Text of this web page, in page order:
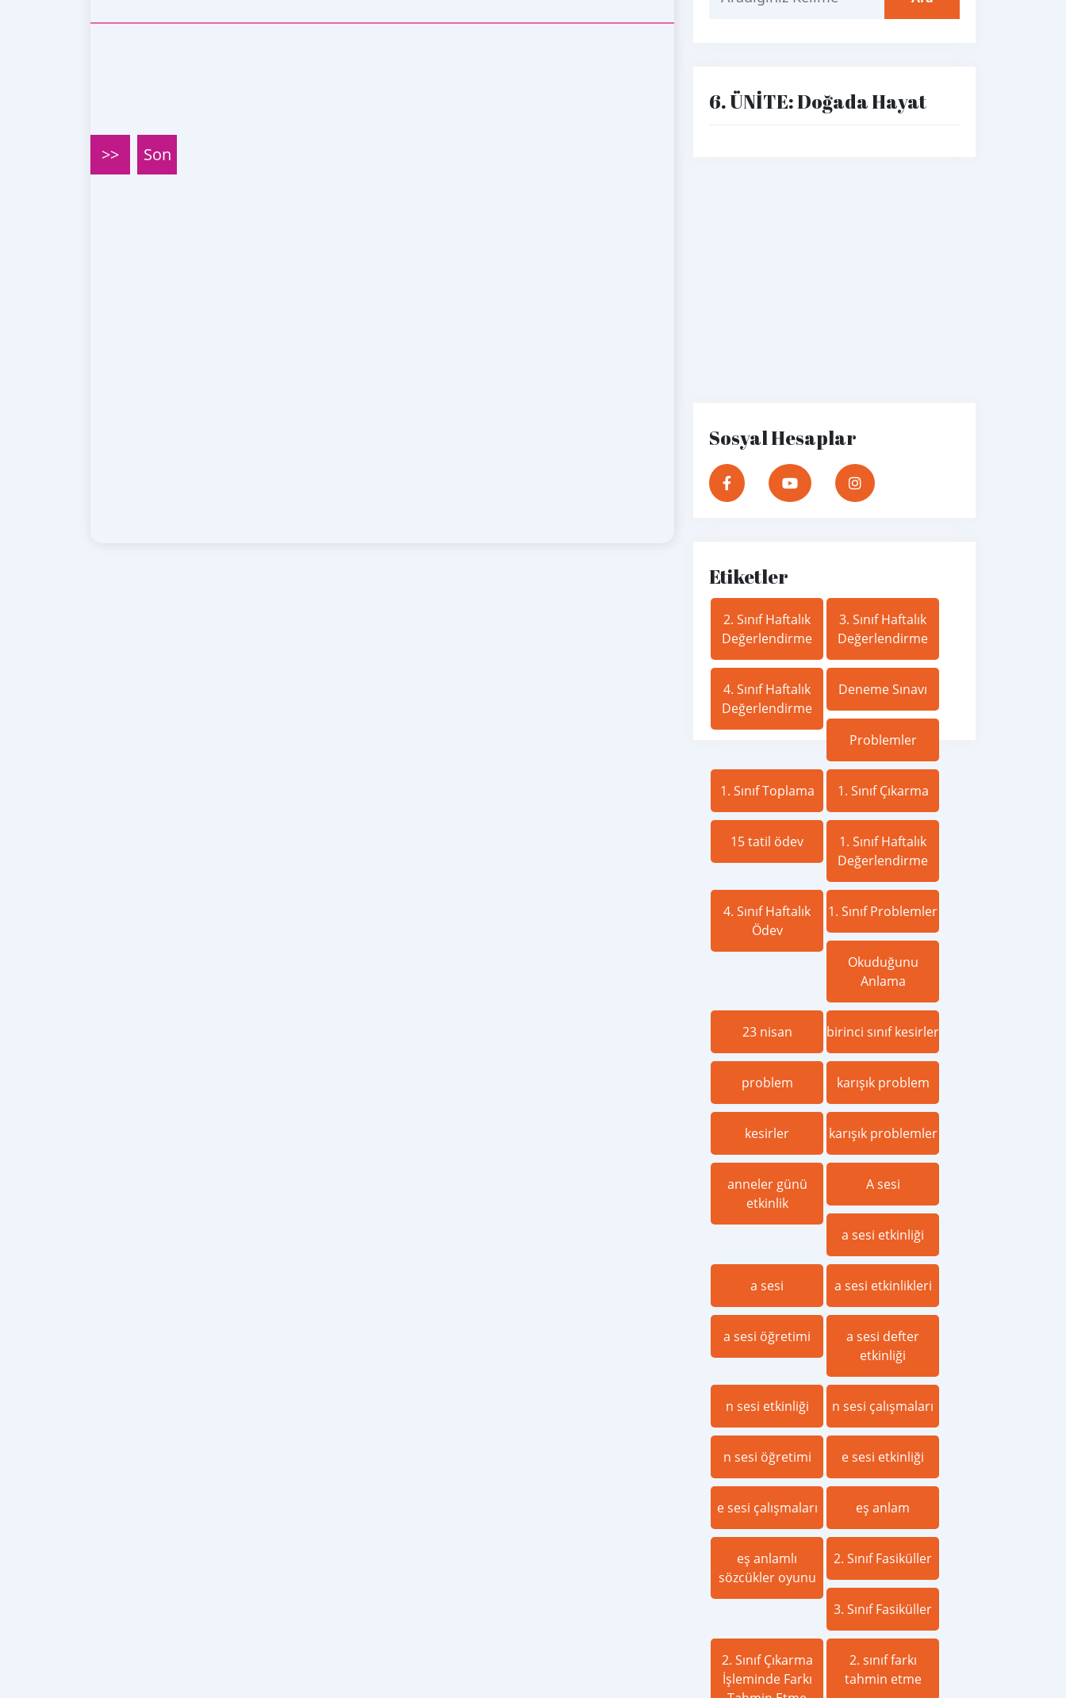
>> Son
6. ÜNİTE: Doğada Hayat
Sosyal Hesaplar
Etiketler
2. Sınıf Haftalık
Değerlendirme
3. Sınıf Haftalık
Değerlendirme
4. Sınıf Haftalık
Değerlendirme
Deneme Sınavı
Problemler
1. Sınıf Toplama 1. Sınıf Çıkarma
15 tatil ödev
1. Sınıf Haftalık
Değerlendirme
4. Sınıf Haftalık
Ödev
1. Sınıf Problemler
Okuduğunu
Anlama
23 nisan birinci sınıf kesirler
problem karışık problem
kesirler karışık problemler
anneler günü
etkinlik
A sesi
a sesi etkinliği
a sesi a sesi etkinlikleri
a sesi öğretimi
a sesi defter
etkinliği
n sesi etkinliği n sesi çalışmaları
n sesi öğretimi e sesi etkinliği
e sesi çalışmaları eş anlam
eş anlamlı
sözcükler oyunu
2. Sınıf Fasiküller
3. Sınıf Fasiküller
2. Sınıf Çıkarma
İşleminde Farkı
2. sınıf farkı
tahmin etme